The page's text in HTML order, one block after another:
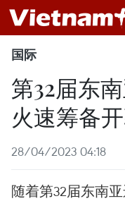
国际
第32届东
火速筹备
28/04/2023 04:18
随着第32届东南